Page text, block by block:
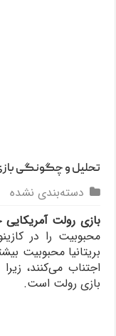
تحلیل و چگونگی
دسته‌بندی نشده
بازی رولت آمریکایی
محبوبیت را در
بریتانیا محبوبیت
اجتناب می‌کنند،
بازی رولت است.